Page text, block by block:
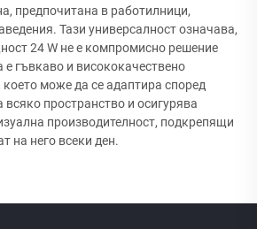
предпочитана в работилници,
Тази универсалност означава,
24 W не е компромисно решение
е гъвкаво и висококачествено
може да се адаптира според
пространство и осигурява
производителност, подкрепящи
на него всеки ден.